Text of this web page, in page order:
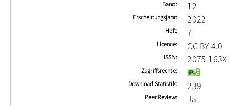
Band 12
Erscheinungsjahr 2022
Heft 7
Licence CC BY 4.0
ISSN 2075-163X
Zugriffsrechte
Download Statistik
239
Peer Review Ja